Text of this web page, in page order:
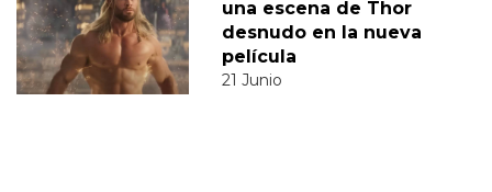
una escena de Thor
desnudo en la nueva
película
21 Junio